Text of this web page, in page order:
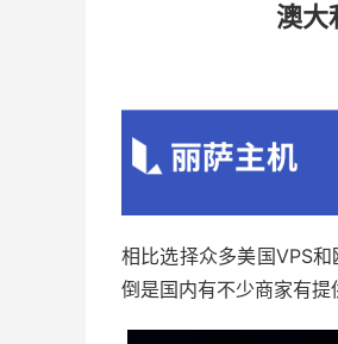
澳大
相比选择众多美国VPS
倒是国内有不少商家有提